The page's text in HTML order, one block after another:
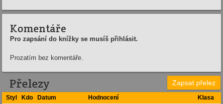
Komentáře
Pro zapsání do knížky se musíš přihlásit.
Prozatím bez komentáře.
Přelezy Zapsat přelez
Styl Kdo Datum Hodnocení Klasa